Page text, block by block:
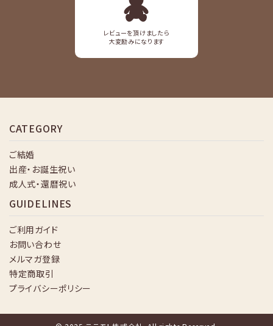
レビューを頂けましたら
大変励みになります
CATEGORY
ご結婚
出産・お誕生祝い
成人式・還暦祝い
GUIDELINES
ご利用ガイド
お問い合わせ
メルマガ登録
特定商取引
プライバシーポリシー